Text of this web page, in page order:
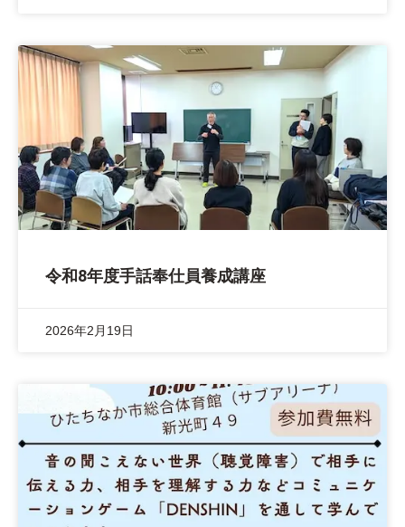
令和8年度手話奉仕員養成講座
2026年2月19日